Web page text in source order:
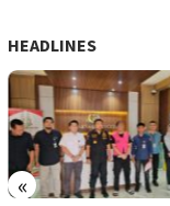
HEADLINES
«